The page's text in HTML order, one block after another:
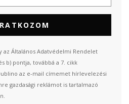
az Általános Adatvédelmi Rendelet
b) pontja, továbbá a 7. cikk
az e-mail címemet hírlevelezési
gazdasági reklámot is tartalmazó